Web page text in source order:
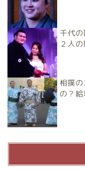
千代
２人
相撲
の？